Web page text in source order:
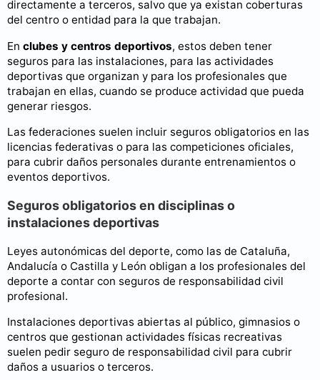
directamente a terceros, salvo que ya existan coberturas
del centro o entidad para la que trabajan.
En clubes y centros deportivos, estos deben tener
seguros para las instalaciones, para las actividades
deportivas que organizan y para los profesionales que
trabajan en ellas, cuando se produce actividad que pueda
generar riesgos.
Las federaciones suelen incluir seguros obligatorios en las
licencias federativas o para las competiciones oficiales,
para cubrir daños personales durante entrenamientos o
eventos deportivos.
Seguros obligatorios en disciplinas o
instalaciones deportivas
Leyes autonómicas del deporte, como las de Cataluña,
Andalucía o Castilla y León obligan a los profesionales del
deporte a contar con seguros de responsabilidad civil
profesional.
Instalaciones deportivas abiertas al público, gimnasios o
centros que gestionan actividades físicas recreativas
suelen pedir seguro de responsabilidad civil para cubrir
daños a usuarios o terceros.